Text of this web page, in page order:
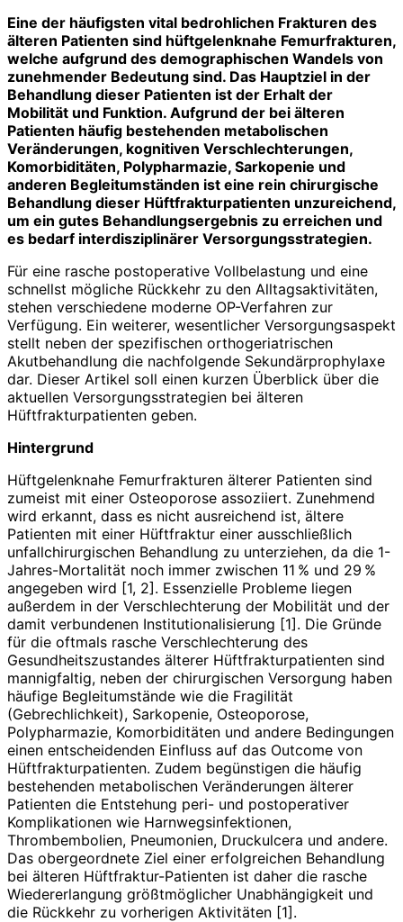
Eine der häufigsten vital bedrohlichen Frakturen des
älteren Patienten sind hüftgelenknahe Femurfrakturen,
welche aufgrund des demographischen Wandels von
zunehmender Bedeutung sind. Das Hauptziel in der
Behandlung dieser Patienten ist der Erhalt der
Mobilität und Funktion. Aufgrund der bei älteren
Patienten häufig bestehenden metabolischen
Veränderungen, kognitiven Verschlechterungen,
Komorbiditäten, Polypharmazie, Sarkopenie und
anderen Begleitumständen ist eine rein chirurgische
Behandlung dieser Hüftfrakturpatienten unzureichend,
um ein gutes Behandlungsergebnis zu erreichen und
es bedarf interdisziplinärer Versorgungsstrategien.
Für eine rasche postoperative Vollbelastung und eine
schnellst mögliche Rückkehr zu den Alltagsaktivitäten,
stehen verschiedene moderne OP-Verfahren zur
Verfügung. Ein weiterer, wesentlicher Versorgungsaspekt
stellt neben der spezifischen orthogeriatrischen
Akutbehandlung die nachfolgende Sekundärprophylaxe
dar. Dieser Artikel soll einen kurzen Überblick über die
aktuellen Versorgungsstrategien bei älteren
Hüftfrakturpatienten geben.
Hintergrund
Hüftgelenknahe Femurfrakturen älterer Patienten sind
zumeist mit einer Osteoporose asso­ziiert. Zunehmend
wird erkannt, dass es nicht ausreichend ist, ältere
Patienten mit einer Hüftfraktur einer ausschließlich
unfallchirurgischen Behandlung zu unterziehen, da die 1-
Jahres-­Mortalität noch immer zwischen 11 % und 29 %
angegeben wird [1, 2]. Essenzielle Probleme liegen
außerdem in der Verschlechterung der Mobilität und der
damit verbundenen Institutionalisierung [1]. Die Gründe
für die oftmals rasche Verschlechterung des
Gesundheitszustandes älterer Hüftfrakturpatienten sind
mannigfaltig, neben der chirurgischen Versorgung haben
häufige Begleitumstände wie die Fragi­lität
(Gebrechlichkeit), Sarkopenie, Osteoporose,
Polypharmazie, Komorbiditäten und andere Bedingungen
einen entscheidenden Einfluss auf das Outcome von
Hüftfrakturpatienten. Zudem begünstigen die häufig
bestehenden metabolischen Veränderungen älterer
Patienten die Entstehung peri- und postoperativer
Komplikationen wie Harnwegsinfektionen,
Thrombembolien, Pneumonien, Druckulcera und andere.
Das obergeordnete Ziel einer erfolgreichen Behandlung
bei älteren Hüftfraktur-Patienten ist daher die rasche
Wiedererlangung größtmöglicher Unabhängigkeit und
die Rückkehr zu vorherigen Aktivitäten [1].